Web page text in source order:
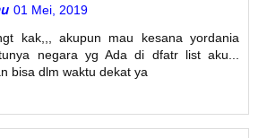
01 Mei, 2019
kak,,, akupun mau kesana yordania
negara yg Ada di dfatr list aku...
bisa dlm waktu dekat ya